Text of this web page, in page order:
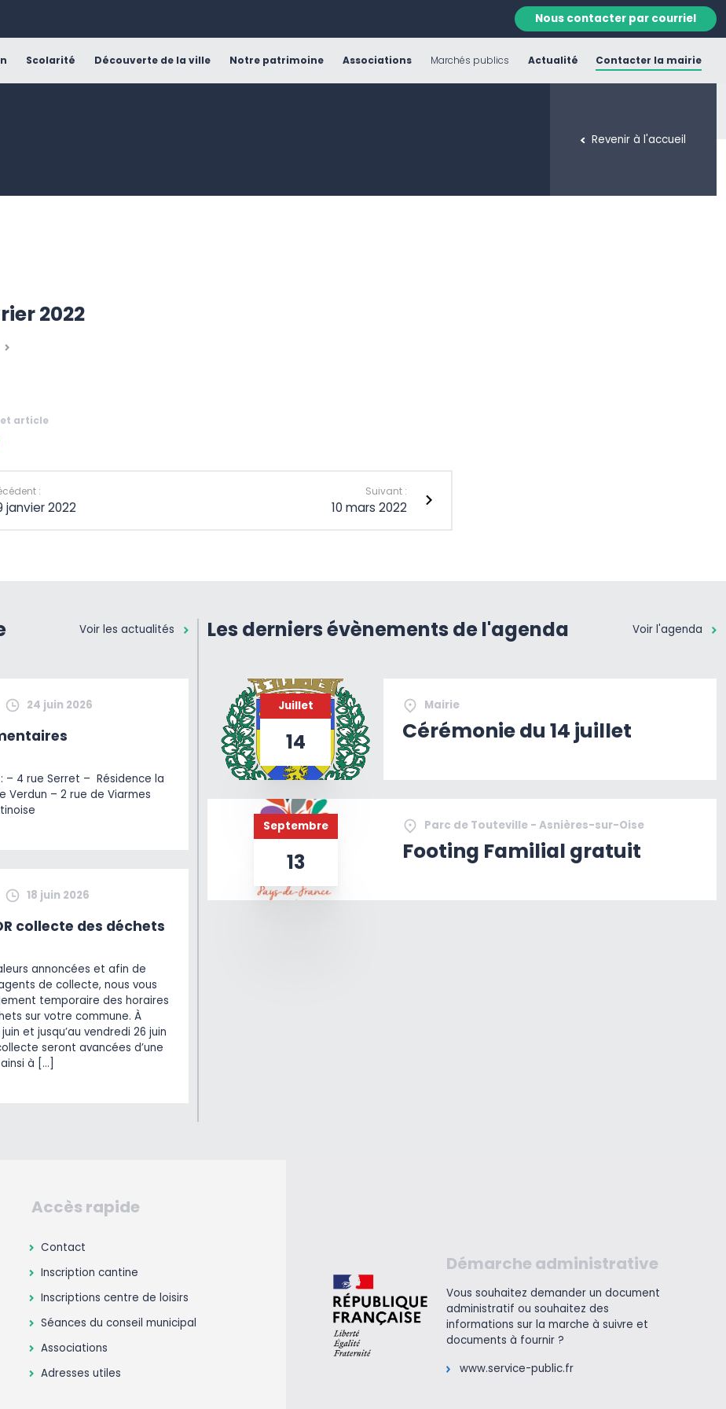
Nous contacter par courriel
Scolarité Découverte de la ville Notre patrimoine Associations Marchés publics Actualité Contacter la mairie
Revenir à l'accueil
2022
article
:
janvier 2022
Suivant :
10 mars 2022
Voir les actualités
24 juin 2026
– 4 rue Serret – Résidence la
Verdun – 2 rue de Viarmes
18 juin 2026
collecte des déchets
annoncées et afin de
de collecte, nous vous
temporaire des horaires
sur votre commune. À
et jusqu’au vendredi 26 juin
seront avancées d’une
à […]
Les derniers évènements de l'agenda Voir l'agenda
Juillet
14
Mairie
Cérémonie du 14 juillet
Septembre
13
Parc de Touteville - Asnières-sur-Oise
Footing Familial gratuit
Accès rapide
Contact
Inscription cantine
Inscriptions centre de loisirs
Séances du conseil municipal
Associations
Adresses utiles
Démarche administrative
Vous souhaitez demander un document
administratif ou souhaitez des
informations sur la marche à suivre et
documents à fournir ?
www.service-public.fr